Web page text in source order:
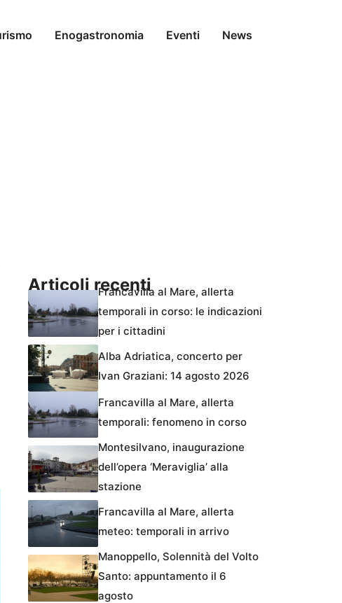
Enogastronomia Eventi News
Articoli recentiFrancavilla al Mare, allerta
temporali in corso: le indicazioni
per i cittadini
Alba Adriatica, concerto per
Ivan Graziani: 14 agosto 2026
Francavilla al Mare, allerta
temporali: fenomeno in corso
Montesilvano, inaugurazione
dell’opera ‘Meraviglia’ alla
stazione
Francavilla al Mare, allerta
meteo: temporali in arrivo
Manoppello, Solennità del Volto
Santo: appuntamento il 6
agosto